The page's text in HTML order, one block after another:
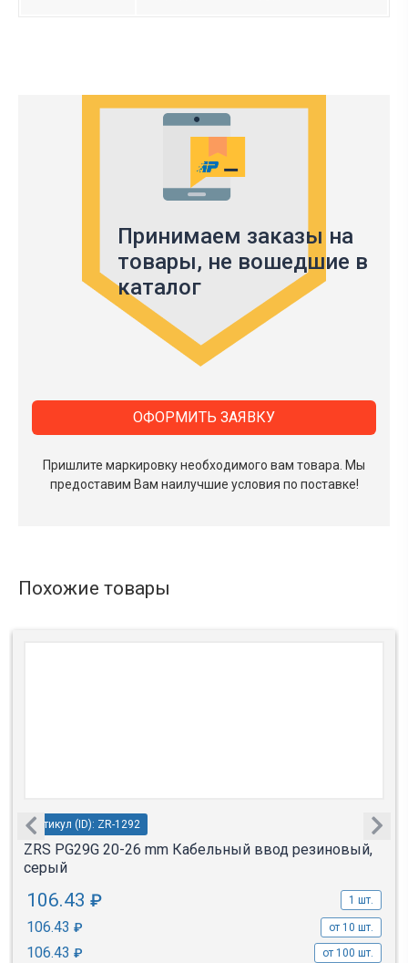
Принимаем заказы на
товары, не вошедшие в
каталог
Пришлите маркировку необходимого вам товара. Мы
предоставим Вам наилучшие условия по поставке!
ОФОРМИТЬ ЗАЯВКУ
Похожие товары
Артикул (ID): ZR-1292
ZRS PG29G 20-26 mm Кабельный ввод резиновый,
серый
106.43 ₽ 1 шт.
106.43 ₽ от 10 шт.
106.43 ₽ от 100 шт.